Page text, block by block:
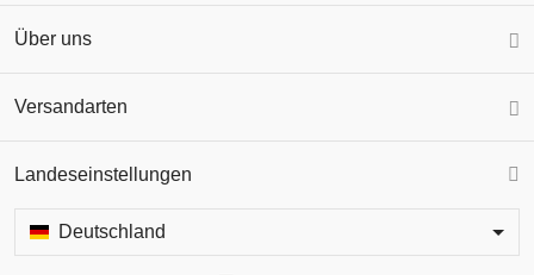
Über uns
Versandarten
Landeseinstellungen
Deutschland